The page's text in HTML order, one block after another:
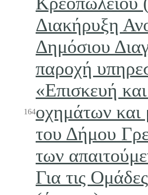
164
Διακήρυξη
Δημόσιου
παροχή
«Επισκευή
οχημάτων
του Δήμου
των
Για τις